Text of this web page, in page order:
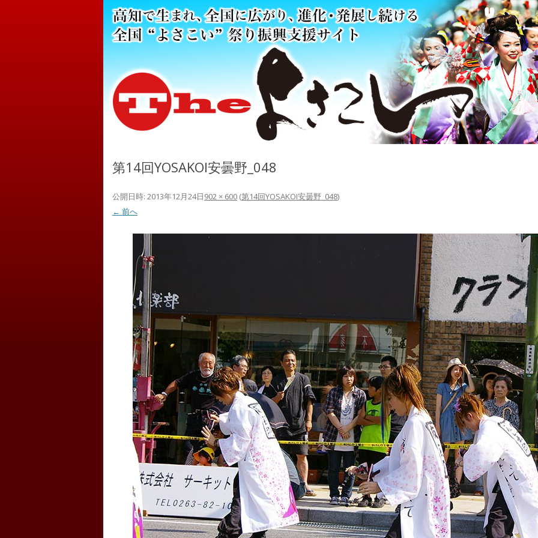
第14回YOSAKOI安曇野_048
公開日時: 2013年12月24日902 × 600 (第14回YOSAKOI安曇野_048)
← 前へ